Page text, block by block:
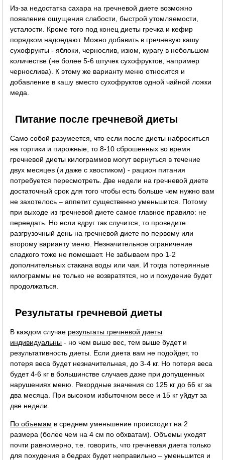
Из-за недостатка сахара на гречневой диете возможно
появление ощущения слабости, быстрой утомляемости,
усталости. Кроме того под конец диеты гречка и кефир
порядком надоедают. Можно добавить в гречневую кашу
сухофрукты - яблоки, чернослив, изюм, курагу в небольшом
количестве (не более 5-6 штучек сухофруктов, например
чернослива). К этому же варианту меню относится и
добавление в кашу вместо сухофруктов одной чайной ложки
меда.
Питание после гречневой диеты
Само собой разумеется, что если после диеты наброситься
на тортики и пирожные, то 8-10 сброшенных во время
гречневой диеты килограммов могут вернуться в течение
двух месяцев (и даже с хвостиком) - рацион питания
потребуется пересмотреть. Две недели на гречневой диете
достаточный срок для того чтобы есть больше чем нужно вам
не захотелось – аппетит существенно уменьшится. Потому
при выходе из гречневой диете самое главное правило: не
переедать. Но если вдруг так случится, то проведите
разгрузочный день на гречневой диете по первому или
второму варианту меню. Незначительное ограничение
сладкого тоже не помешает. Не забываем про 1-2
дополнительных стакана воды или чая. И тогда потерянные
килограммы не только не возвратятся, но и похудение будет
продолжаться.
Результаты гречневой диеты
В каждом случае результаты гречневой диеты
индивидуальны - но чем выше вес, тем выше будет и
результативность диеты. Если диета вам не подойдет, то
потеря веса будет незначительная, до 3-4 кг. Но потеря веса
будет 4-6 кг в большинстве случаев даже при допущенных
нарушениях меню. Рекордные значения со 125 кг до 66 кг за
два месяца. При высоком избыточном весе и 15 кг уйдут за
две недели.
По объемам в среднем уменьшение происходит на 2
размера (более чем на 4 см по обхватам). Объемы уходят
почти равномерно, т.е. говорить, что гречневая диета только
для похудения в бедрах будет неправильно – уменьшится и